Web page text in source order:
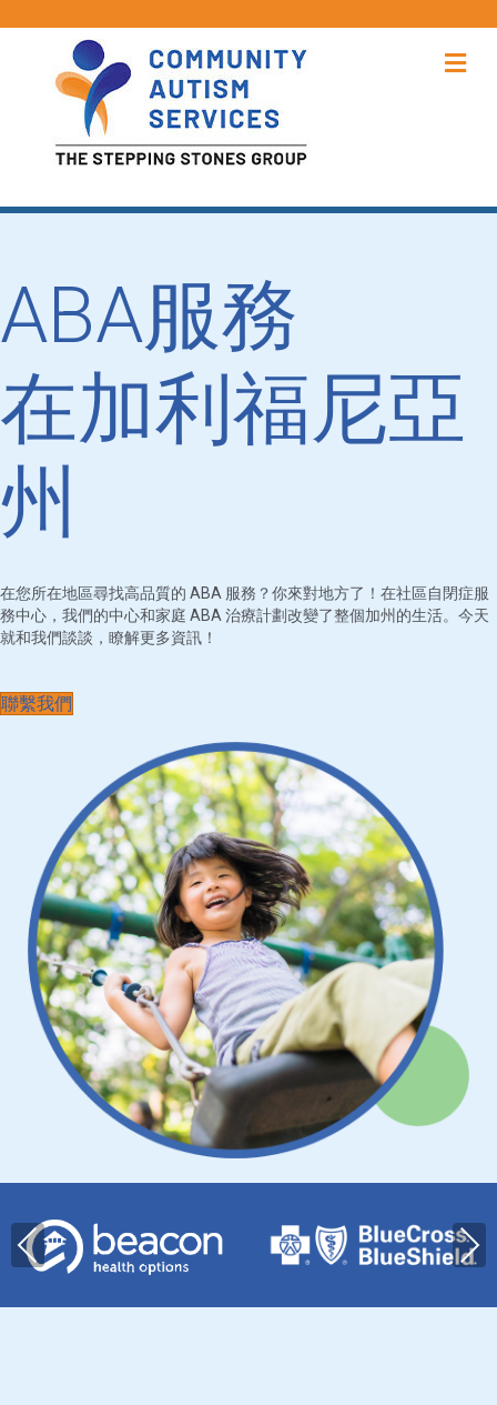
功
ABA服務
在加利福尼亞
州
在您所在地區尋找高品質的 ABA 服務？你來對地方了！在社區自閉症服
務中心，我們的中心和家庭 ABA 治療計劃改變了整個加州的生活。今天
就和我們談談，瞭解更多資訊！
聯繫我們
Pre
viou
s
Nex
t